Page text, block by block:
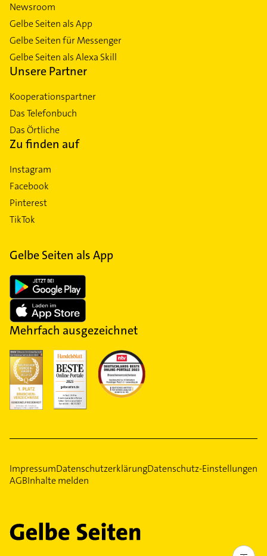
Newsroom
Gelbe Seiten als App
Gelbe Seiten für Messenger
Gelbe Seiten als Alexa Skill
Unsere Partner
Kooperationspartner
Das Telefonbuch
Das Örtliche
Zu finden auf
Instagram
Facebook
Pinterest
TikTok
Gelbe Seiten als App
Mehrfach ausgezeichnet
ImpressumDatenschutzerklärungDatenschutz-Einstellungen
AGBInhalte melden